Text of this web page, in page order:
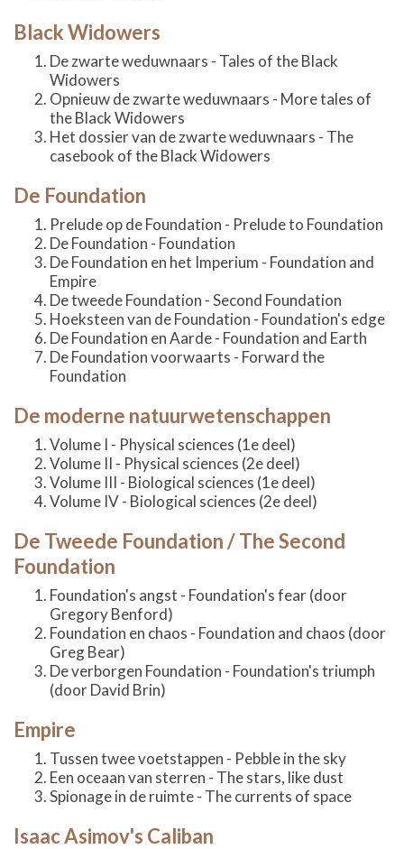
Black Widowers
De zwarte weduwnaars - Tales of the Black
Widowers
Opnieuw de zwarte weduwnaars - More tales of
the Black Widowers
Het dossier van de zwarte weduwnaars - The
casebook of the Black Widowers
De Foundation
Prelude op de Foundation - Prelude to Foundation
De Foundation - Foundation
De Foundation en het Imperium - Foundation and
Empire
De tweede Foundation - Second Foundation
Hoeksteen van de Foundation - Foundation's edge
De Foundation en Aarde - Foundation and Earth
De Foundation voorwaarts - Forward the
Foundation
De moderne natuurwetenschappen
Volume I - Physical sciences (1e deel)
Volume II - Physical sciences (2e deel)
Volume III - Biological sciences (1e deel)
Volume IV - Biological sciences (2e deel)
De Tweede Foundation / The Second
Foundation
Foundation's angst - Foundation's fear (door
Gregory Benford)
Foundation en chaos - Foundation and chaos (door
Greg Bear)
De verborgen Foundation - Foundation's triumph
(door David Brin)
Empire
Tussen twee voetstappen - Pebble in the sky
Een oceaan van sterren - The stars, like dust
Spionage in de ruimte - The currents of space
Isaac Asimov's Caliban